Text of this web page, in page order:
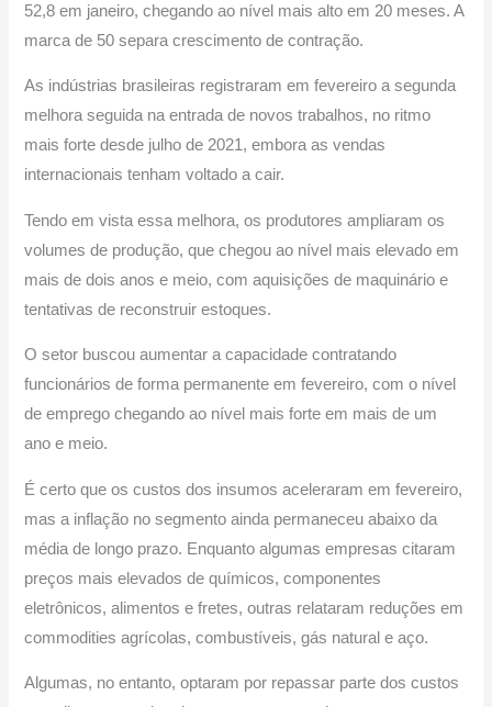
52,8 em janeiro, chegando ao nível mais alto em 20 meses. A
marca de 50 separa crescimento de contração.
As indústrias brasileiras registraram em fevereiro a segunda
melhora seguida na entrada de novos trabalhos, no ritmo
mais forte desde julho de 2021, embora as vendas
internacionais tenham voltado a cair.
Tendo em vista essa melhora, os produtores ampliaram os
volumes de produção, que chegou ao nível mais elevado em
mais de dois anos e meio, com aquisições de maquinário e
tentativas de reconstruir estoques.
O setor buscou aumentar a capacidade contratando
funcionários de forma permanente em fevereiro, com o nível
de emprego chegando ao nível mais forte em mais de um
ano e meio.
É certo que os custos dos insumos aceleraram em fevereiro,
mas a inflação no segmento ainda permaneceu abaixo da
média de longo prazo. Enquanto algumas empresas citaram
preços mais elevados de químicos, componentes
eletrônicos, alimentos e fretes, outras relataram reduções em
commodities agrícolas, combustíveis, gás natural e aço.
Algumas, no entanto, optaram por repassar parte dos custos